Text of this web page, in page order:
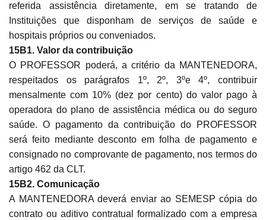
referida assistência diretamente, em se tratando de
Instituições que disponham de serviços de saúde e
hospitais próprios ou conveniados.
15B1. Valor da contribuição
O PROFESSOR poderá, a critério da MANTENEDORA,
respeitados os parágrafos 1º, 2º, 3ºe 4º, contribuir
mensalmente com 10% (dez por cento) do valor pago à
operadora do plano de assistência médica ou do seguro
saúde. O pagamento da contribuição do PROFESSOR
será feito mediante desconto em folha de pagamento e
consignado no comprovante de pagamento, nos termos do
artigo 462 da CLT.
15B2. Comunicação
A MANTENEDORA deverá enviar ao SEMESP cópia do
contrato ou aditivo contratual formalizado com a empresa